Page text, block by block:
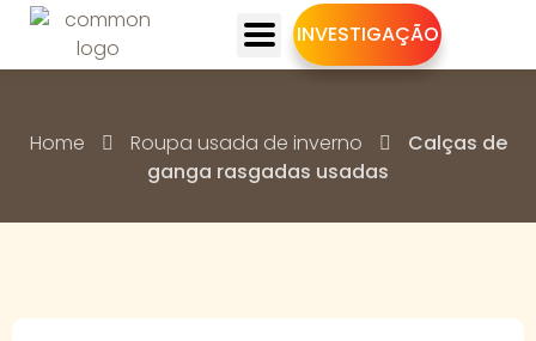
INVESTIGAÇÃO
Home Roupa usada de inverno
Calças de
ganga rasgadas usadas